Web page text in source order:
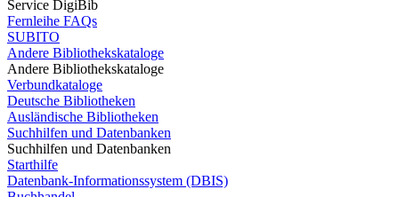
Service DigiBib
Fernleihe FAQs
SUBITO
Andere Bibliothekskataloge
Andere Bibliothekskataloge
Verbundkataloge
Deutsche Bibliotheken
Ausländische Bibliotheken
Suchhilfen und Datenbanken
Suchhilfen und Datenbanken
Starthilfe
Datenbank-Informationssystem (DBIS)